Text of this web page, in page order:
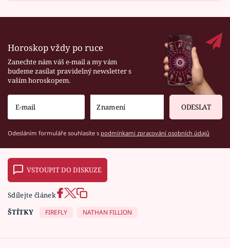
Horoskop vždy po ruce
Zanechte nám váš e-mail a my vám
budeme zasílat pravidelný newsletter s
vaším horoskopem.
ODESLAT
Odesláním formuláře souhlasíte s podmínkami zpracování osobních údajů
VSTOUPIT DO DISKUZE
Sdílejte článek
ŠTÍTKY
FIREFLY NATHAN FILLION